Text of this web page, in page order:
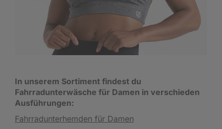
In unserem Sortiment findest du
Fahrradunterwäsche für Damen in verschieden
Ausführungen:
Fahrradunterhemden für Damen